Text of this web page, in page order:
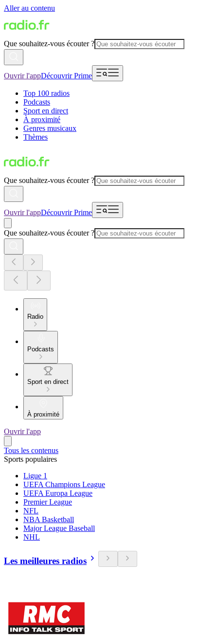
Aller au contenu
Que souhaitez-vous écouter ?
Ouvrir l'appDécouvrir Prime
Top 100 radios
Podcasts
Sport en direct
À proximité
Genres musicaux
Thèmes
Que souhaitez-vous écouter ?
Ouvrir l'appDécouvrir Prime
Que souhaitez-vous écouter ?
Radio
Podcasts
Sport en direct
À proximité
Ouvrir l'app
Tous les contenus
Sports populaires
Ligue 1
UEFA Champions League
UEFA Europa League
Premier League
NFL
NBA Basketball
Major League Baseball
NHL
Les meilleures radios